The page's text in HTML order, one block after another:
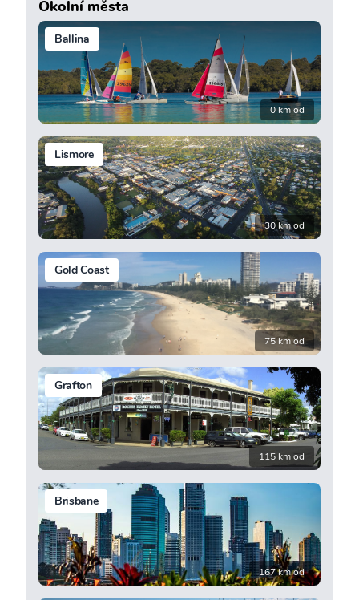
Okolní města
Ballina
0 km od
Lismore
30 km od
Gold Coast
75 km od
Grafton
115 km od
Brisbane
167 km od